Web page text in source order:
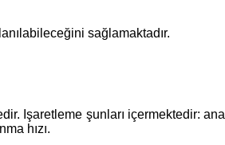
sağlamaktadır.
Işaretleme şunları içermektedir: ana
hızı.